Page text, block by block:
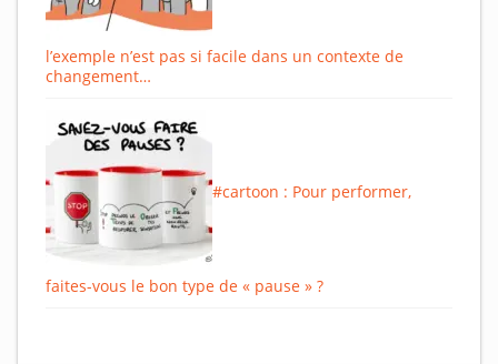
l’exemple n’est pas si facile dans un contexte de
changement…
#cartoon : Pour performer,
faites-vous le bon type de « pause » ?